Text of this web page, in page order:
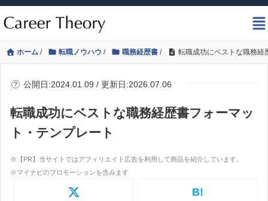
ホーム / 転職ノウハウ / 職務経歴書 / 転職成功にベストな職務経
公開日:2024.01.09 / 更新日:2026.07.06
転職成功にベストな職務経歴書フォーマッ
ト・テンプレート
B!